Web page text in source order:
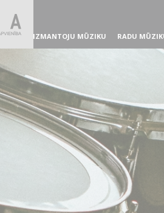
IZMANTOJU MŪZIKU RADU